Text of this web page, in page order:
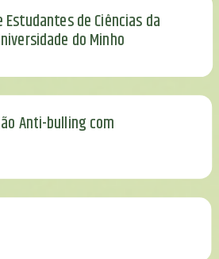
Estudantes de Ciências da
do Minho
Anti-bulling com